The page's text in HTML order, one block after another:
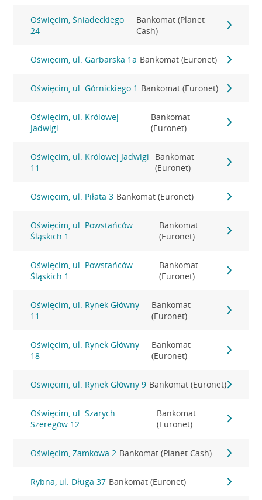
Oświęcim, Śniadeckiego
24
Bankomat (Planet
Cash)
Oświęcim, ul. Garbarska 1a Bankomat (Euronet)
Oświęcim, ul. Górnickiego 1 Bankomat (Euronet)
Oświęcim, ul. Królowej
Jadwigi
Bankomat
(Euronet)
Oświęcim, ul. Królowej Jadwigi
11
Bankomat
(Euronet)
Oświęcim, ul. Piłata 3 Bankomat (Euronet)
Oświęcim, ul. Powstańców
Śląskich 1
Bankomat
(Euronet)
Oświęcim, ul. Powstańców
Śląskich 1
Bankomat
(Euronet)
Oświęcim, ul. Rynek Główny
11
Bankomat
(Euronet)
Oświęcim, ul. Rynek Główny
18
Bankomat
(Euronet)
Oświęcim, ul. Rynek Główny 9 Bankomat (Euronet)
Oświęcim, ul. Szarych
Szeregów 12
Bankomat
(Euronet)
Oświęcim, Zamkowa 2 Bankomat (Planet Cash)
Rybna, ul. Długa 37 Bankomat (Euronet)